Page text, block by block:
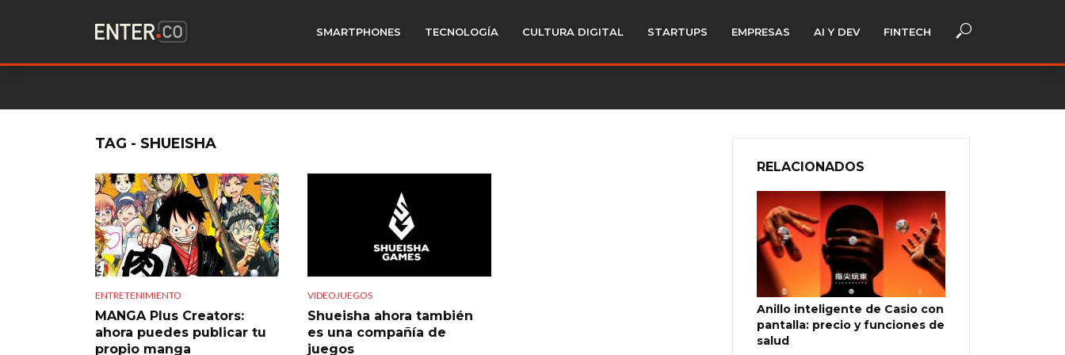
SMARTPHONES TECNOLOGÍA CULTURA DIGITAL STARTUPS EMPRESAS AI Y DEV FINTECH
TAG - SHUEISHA
ENTRETENIMIENTO
MANGA Plus Creators:
ahora puedes publicar tu
propio manga
VIDEOJUEGOS
Shueisha ahora también
es una compañía de
juegos
RELACIONADOS
Anillo inteligente de Casio con
pantalla: precio y funciones de
salud